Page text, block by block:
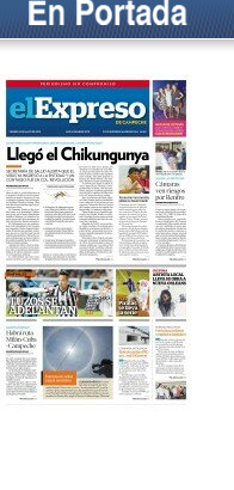
EN PORTADA
REFUTAN JÓVENES A CHE CU
SU POLÉMICO ANDAR
DECLINAN 8 CANDIDATOS IR A
LA UAC
AQUÍ CASUAL, AHORRANDO
COMO INDEPENDIENTE PARA MI
RETIRO
IMPUNIDAD… ¿Y CINISMO?
DEL OSCURANTISMO A LAS
IDEAS
RENFRO SE LLEVARÁ 6
MILLONES EN SALARIOS